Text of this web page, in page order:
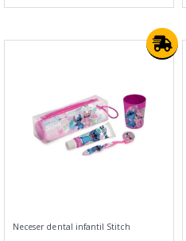
Neceser dental infantil Stitch